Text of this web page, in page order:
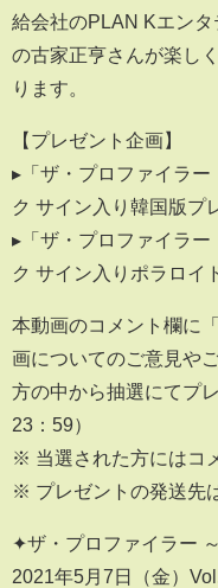
給会社のPLAN Kエン
の古家正亨さんが楽し
ります。
【プレゼント企画】
▸「ザ・プロファイラー
ク サイン入り韓国版プ
▸「ザ・プロファイラー
ク サイン入りポラロイ
本動画のコメント欄に
画についてのご意見や
方の中から抽選にてプ
23：59）
※ 当選された方にはコ
※ プレゼントの発送先
✦ザ・プロファイラー
2021年5月7日（金）